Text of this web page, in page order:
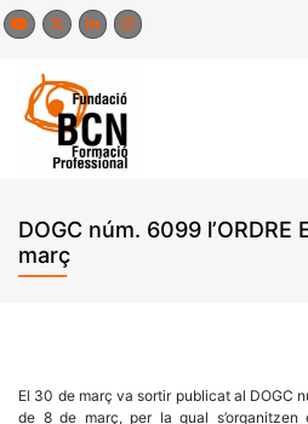
Skip
to
DOGC núm. 6099
març
El 30 de març va sortir publicat al DOGC
de 8 de març, per la qual s’organitzen